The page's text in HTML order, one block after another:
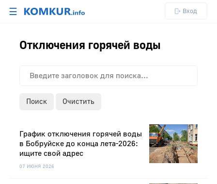
☰ Вход
Отключения горячей воды
Поиск Очистить
07 ИЮНЯ 2026
График отключения горячей воды
в Бобруйске до конца лета-2026:
ищите свой адрес